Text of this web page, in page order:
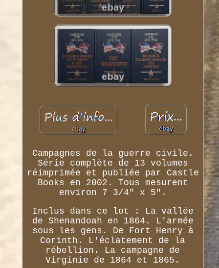
Campagnes de la guerre civile.
Série complète de 13 volumes
réimprimée et publiée par Castle
Books en 2002. Tous mesurent
environ 7 3/4" x 5".
Inclus dans ce lot : La vallée
de Shenandoah en 1864. L'armée
sous les gens. De Fort Henry à
Corinth. L'éclatement de la
rébellion. La campagne de
Virginie de 1864 et 1865.